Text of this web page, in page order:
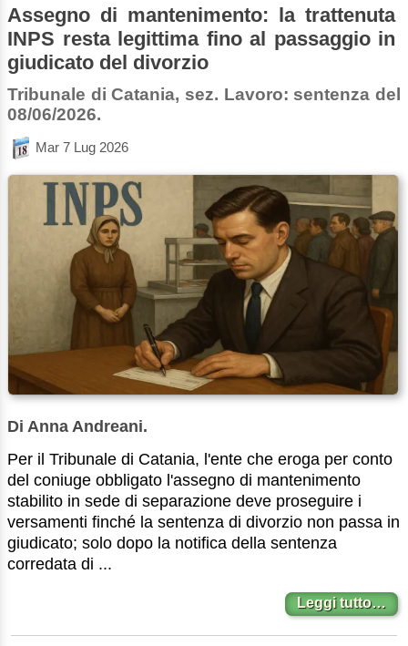
Assegno di mantenimento: la trattenuta
INPS resta legittima fino al passaggio in
giudicato del divorzio
Tribunale di Catania, sez. Lavoro: sentenza del
08/06/2026.
Mar 7 Lug 2026
Di Anna Andreani.
Per il Tribunale di Catania, l'ente che eroga per conto
del coniuge obbligato l'assegno di mantenimento
stabilito in sede di separazione deve proseguire i
versamenti finché la sentenza di divorzio non passa in
giudicato; solo dopo la notifica della sentenza
corredata di ...
Leggi tutto…